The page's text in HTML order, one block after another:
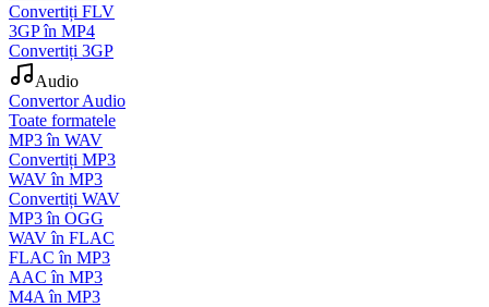
Convertiți FLV
3GP în MP4
Convertiți 3GP
Audio
Convertor Audio
Toate formatele
MP3 în WAV
Convertiți MP3
WAV în MP3
Convertiți WAV
MP3 în OGG
WAV în FLAC
FLAC în MP3
AAC în MP3
M4A în MP3